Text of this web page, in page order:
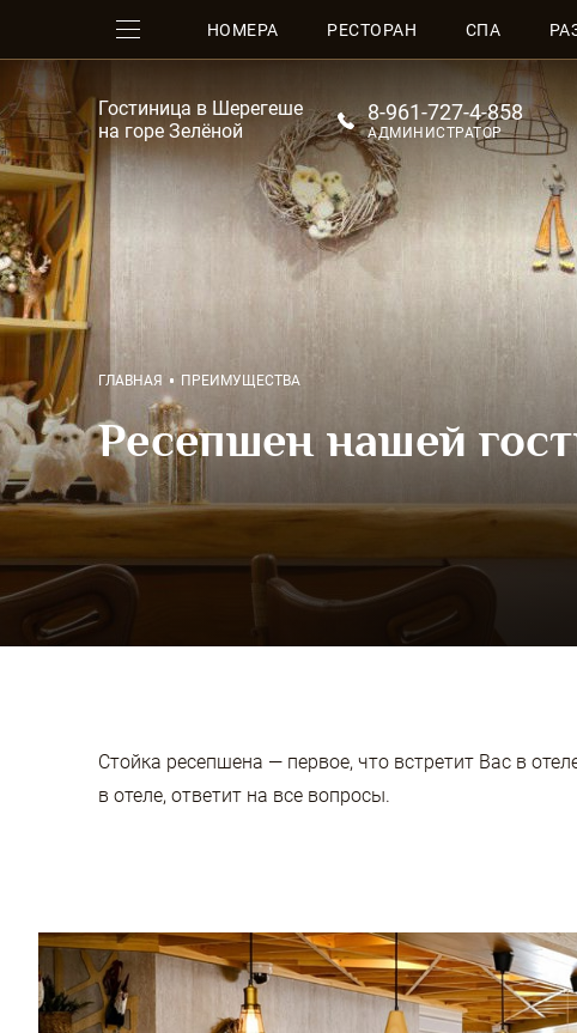
НОМЕРА РЕСТОРАН СПА
Гостиница в Шерегеше
на горе Зелёной
8-961-727-4-858
АДМИНИСТРАТОР
ГЛАВНАЯ ПРЕИМУЩЕСТВА
Ресепшен нашей
Стойка ресепшена — первое, что встретит Вас в
в отеле, ответит на все вопросы.